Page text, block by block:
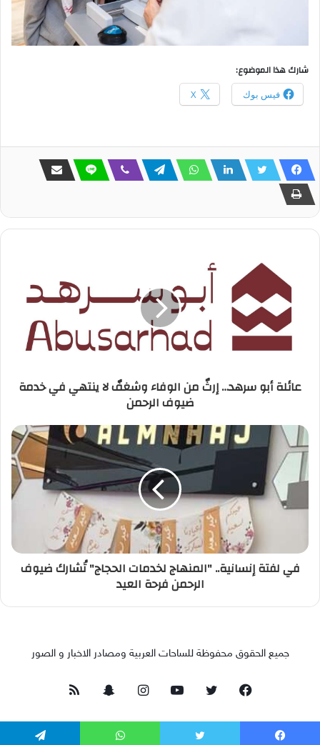
شارك هذا الموضوع:
فيس بوك X
عائلة أبو سرهد… إرثٌ من الوفاء وشغفٌ لا ينتهي في خدمة
ضيوف الرحمن
في لفتة إنسانية.. "المنهاج لخدمات الحجاج" تُشارك ضيوف
الرحمن فرحة العيد
جميع الحقوق محفوظة للساحات العربية ومصادر الاخبار و الصور
فيسبوك تويتر يوتيوبانستقرامسناب
تشات
ملخص
الموقع